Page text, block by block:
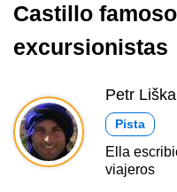
Castillo
excursionistas
Petr Liška
Pista
Ella
viajeros